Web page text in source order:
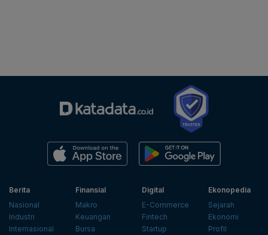
Berita
Nasional
Industri
Internasional
Finansial
Makro
Keuangan
Bursa
Digital
E-Commerce
Fintech
Startup
Ekonopedia
Sejarah
Ekonomi
Profil